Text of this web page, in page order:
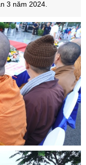
3 năm 2024.